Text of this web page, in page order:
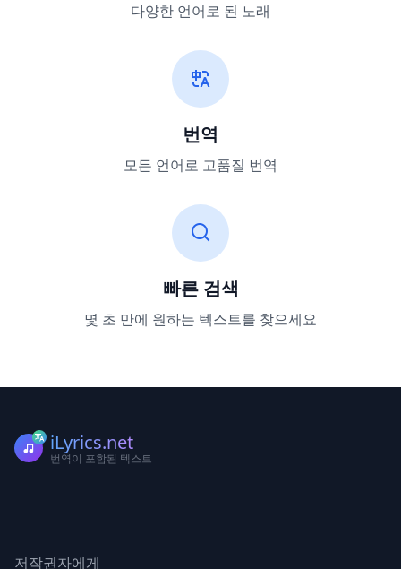
다양한 언어로 된 노래
번역
모든 언어로 고품질 번역
빠른 검색
몇 초 만에 원하는 텍스트를 찾으세요
iLyrics.net
번역이 포함된 텍스트
저작권자에게